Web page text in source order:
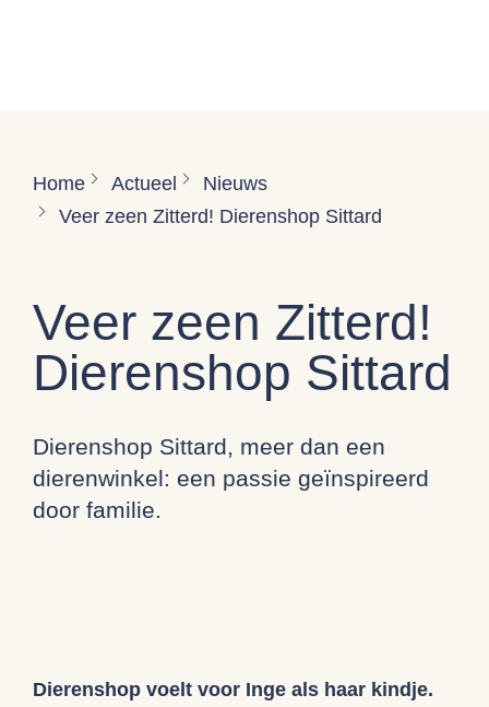
Home Actueel
Nieuws
Veer zeen Zitterd! Dierenshop Sittard
Veer zeen Zitterd!
Dierenshop Sittard
Dierenshop Sittard, meer dan een
dierenwinkel: een passie geïnspireerd
door familie.
Dierenshop voelt voor Inge als haar kindje.